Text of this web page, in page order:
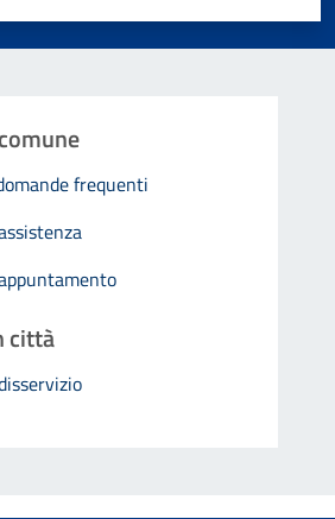
frequenti
città